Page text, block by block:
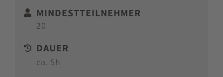
MINDESTTEILNEHMER
20
DAUER
ca. 5h